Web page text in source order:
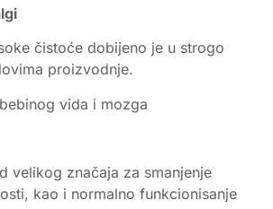
čistoće dobijeno je u strogo
proizvodnje.
vida i mozga
velikog značaja za smanjenje
kao i normalno funkcionisanje